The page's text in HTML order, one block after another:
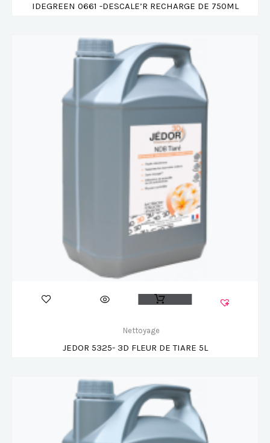
IDEGREEN 0661 -DESCALE’R RECHARGE DE 750ML
Nettoyage
JEDOR 5325- 3D FLEUR DE TIARE 5L